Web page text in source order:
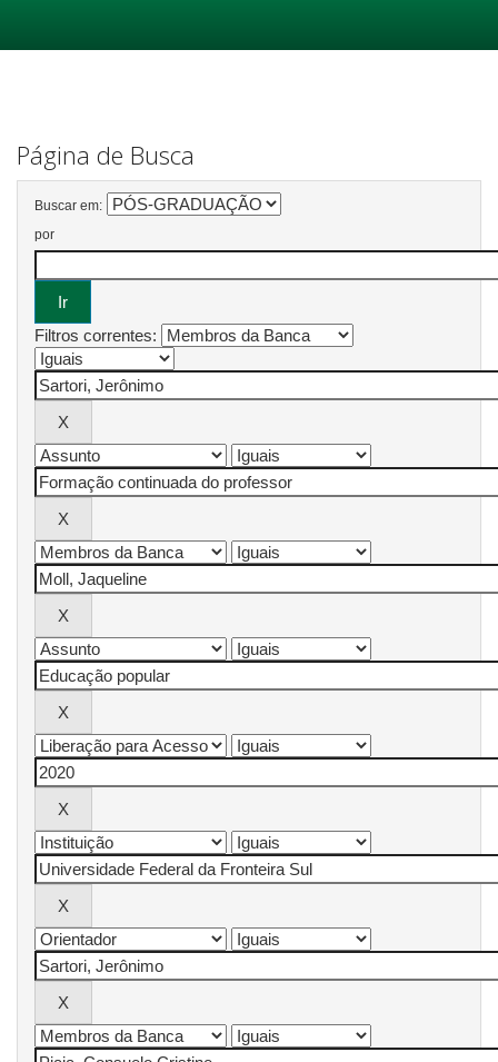
Página de Busca
Buscar em:
por
Filtros correntes: